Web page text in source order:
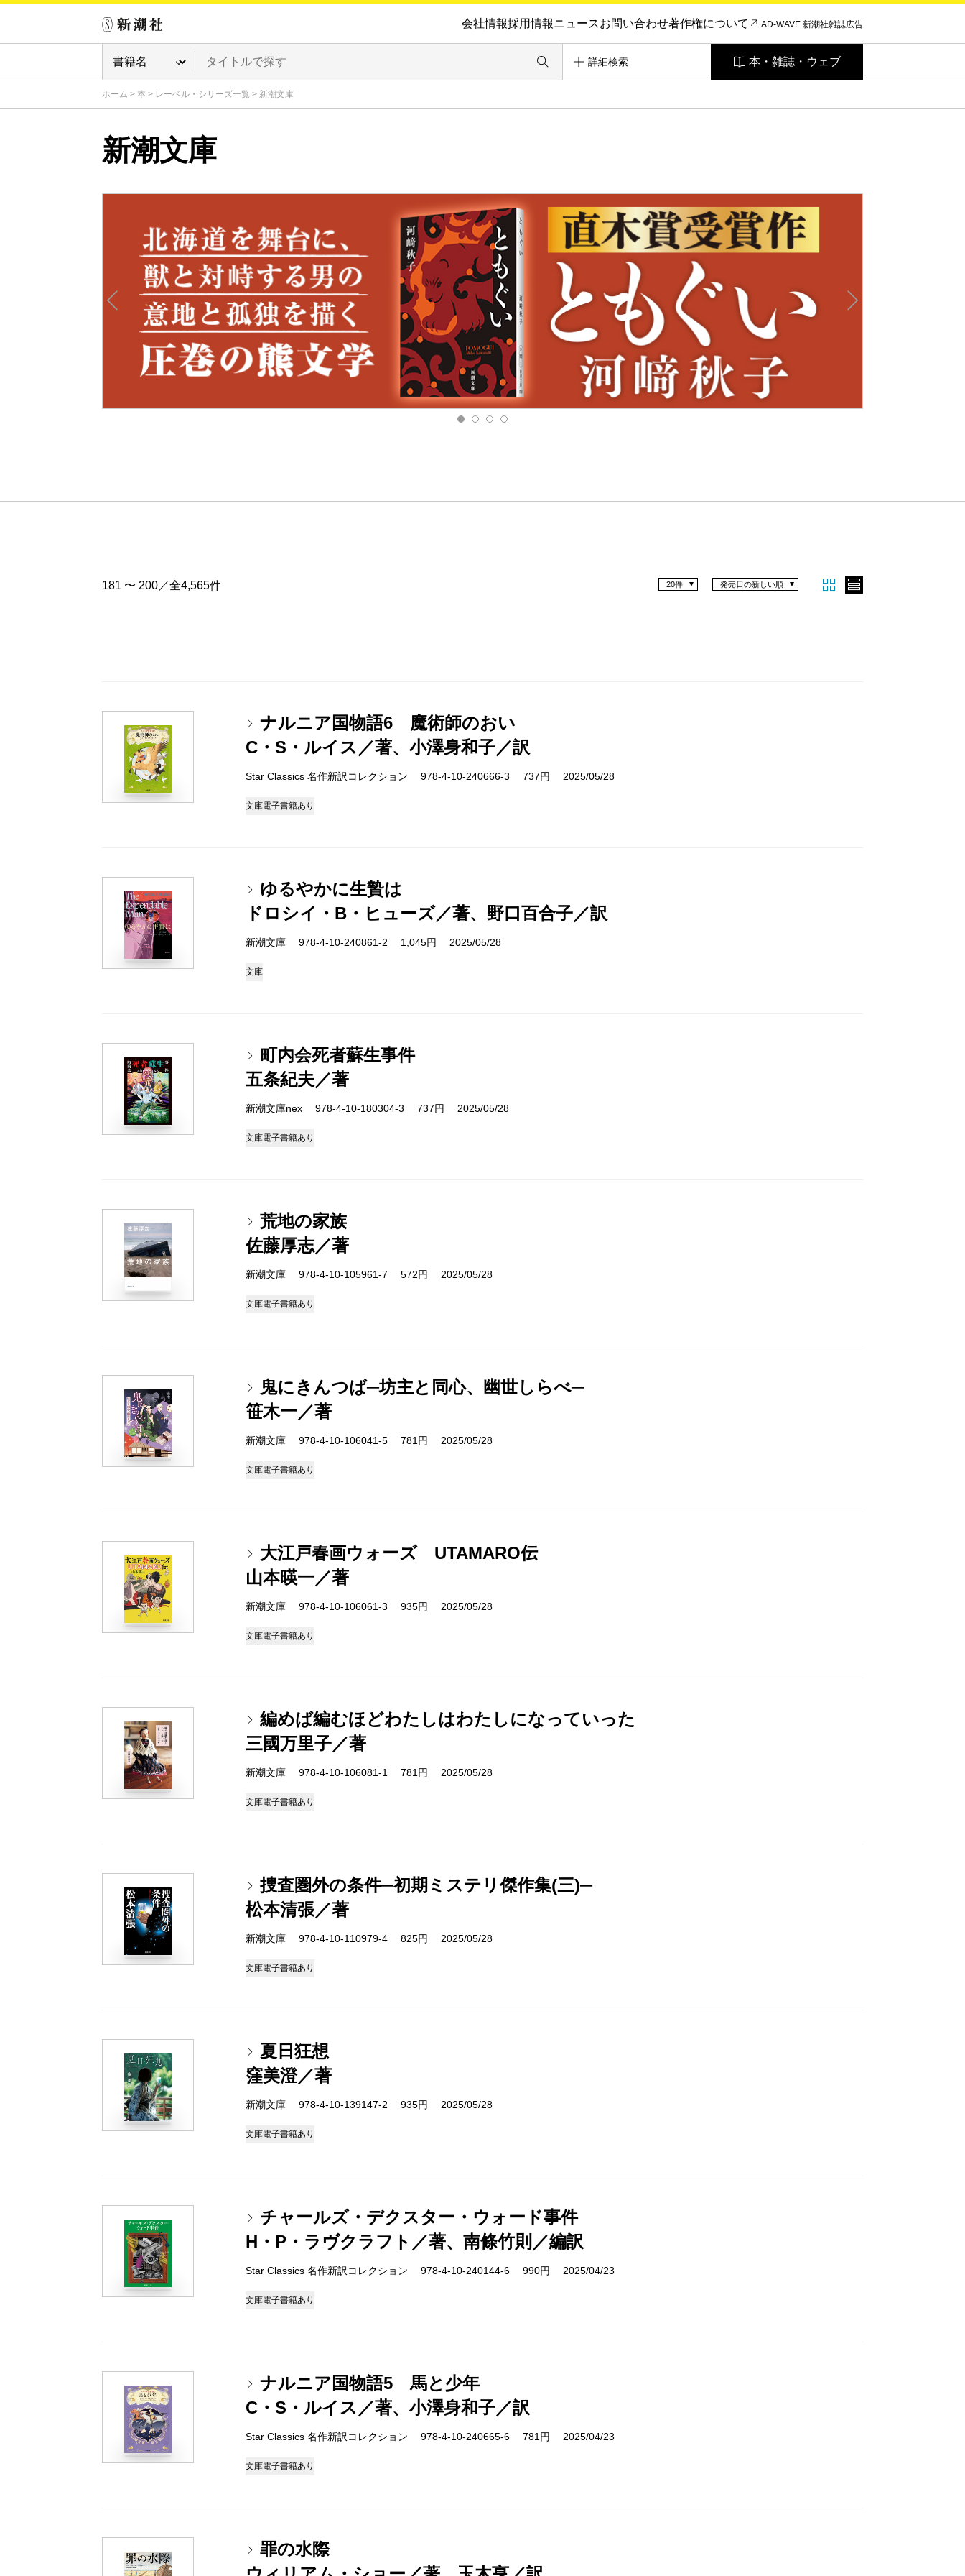
会社情報採用情報ニュースお問い合わせ著作権について AD-WAVE 新潮社雑誌広告
詳細検索 本・雑誌・ウェブ
ホーム > 本 > レーベル・シリーズ一覧 > 新潮文庫
新潮文庫
181 〜 200／全4,565件 発売日の新しい順
20件
ナルニア国物語6 魔術師のおい
C・S・ルイス／著、小澤身和子／訳
Star Classics 名作新訳コレクション 978-4-10-240666-3 737円 2025/05/28
文庫電子書籍あり
ゆるやかに生贄は
ドロシイ・B・ヒューズ／著、野口百合子／訳
新潮文庫 978-4-10-240861-2 1,045円 2025/05/28
文庫
町内会死者蘇生事件
五条紀夫／著
新潮文庫nex 978-4-10-180304-3 737円 2025/05/28
文庫電子書籍あり
荒地の家族
佐藤厚志／著
新潮文庫 978-4-10-105961-7 572円 2025/05/28
文庫電子書籍あり
鬼にきんつば─坊主と同心、幽世しらべ─
笹木一／著
新潮文庫 978-4-10-106041-5 781円 2025/05/28
文庫電子書籍あり
大江戸春画ウォーズ UTAMARO伝
山本暎一／著
新潮文庫 978-4-10-106061-3 935円 2025/05/28
文庫電子書籍あり
編めば編むほどわたしはわたしになっていった
三國万里子／著
新潮文庫 978-4-10-106081-1 781円 2025/05/28
文庫電子書籍あり
捜査圏外の条件─初期ミステリ傑作集(三)─
松本清張／著
新潮文庫 978-4-10-110979-4 825円 2025/05/28
文庫電子書籍あり
夏日狂想
窪美澄／著
新潮文庫 978-4-10-139147-2 935円 2025/05/28
文庫電子書籍あり
チャールズ・デクスター・ウォード事件
H・P・ラヴクラフト／著、南條竹則／編訳
Star Classics 名作新訳コレクション 978-4-10-240144-6 990円 2025/04/23
文庫電子書籍あり
ナルニア国物語5 馬と少年
C・S・ルイス／著、小澤身和子／訳
Star Classics 名作新訳コレクション 978-4-10-240665-6 781円 2025/04/23
文庫電子書籍あり
罪の水際